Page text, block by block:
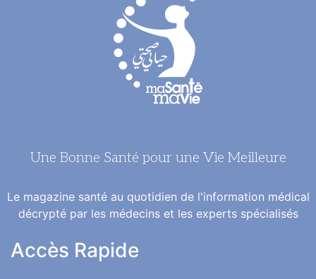
Une Bonne Santé pour une Vie Meilleure
Le magazine santé au quotidien de l'information médical
décrypté par les médecins et les experts spécialisés
Accès Rapide